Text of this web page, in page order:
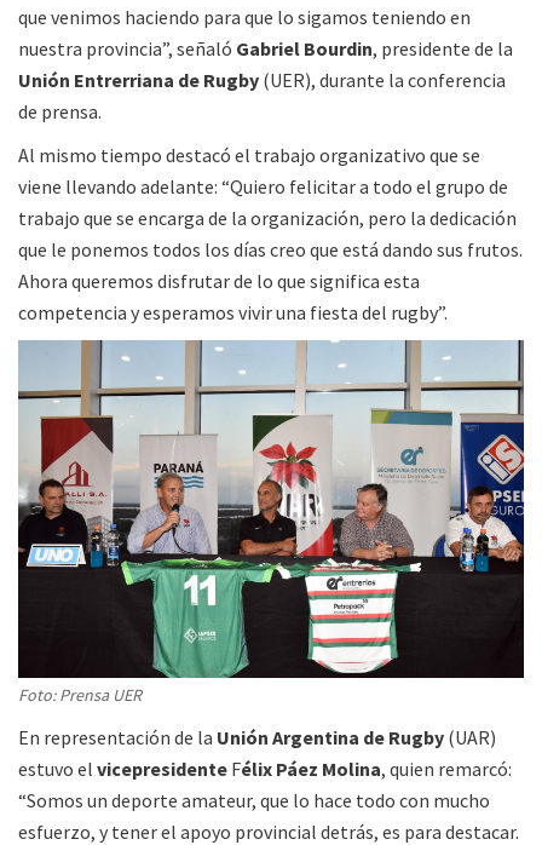
que venimos haciendo para que lo sigamos teniendo en
nuestra provincia”, señaló Gabriel Bourdin, presidente de la
Unión Entrerriana de Rugby (UER), durante la conferencia
de prensa.
Al mismo tiempo destacó el trabajo organizativo que se
viene llevando adelante: “Quiero felicitar a todo el grupo de
trabajo que se encarga de la organización, pero la dedicación
que le ponemos todos los días creo que está dando sus frutos.
Ahora queremos disfrutar de lo que significa esta
competencia y esperamos vivir una fiesta del rugby”.
Foto: Prensa UER
En representación de la Unión Argentina de Rugby (UAR)
estuvo el vicepresidente Félix Páez Molina, quien remarcó:
“Somos un deporte amateur, que lo hace todo con mucho
esfuerzo, y tener el apoyo provincial detrás, es para destacar.